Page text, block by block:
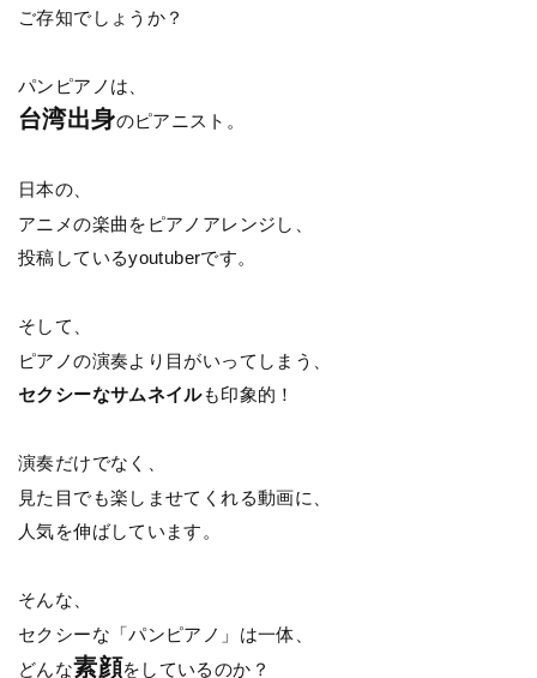
ご存知でしょうか？
パンピアノは、
台湾出身のピアニスト。
日本の、
アニメの楽曲をピアノアレンジし、
投稿しているyoutuberです。
そして、
ピアノの演奏より目がいってしまう、
セクシーなサムネイルも印象的！
演奏だけでなく、
見た目でも楽しませてくれる動画に、
人気を伸ばしています。
そんな、
セクシーな「パンピアノ」は一体、
どんな素顔をしているのか？